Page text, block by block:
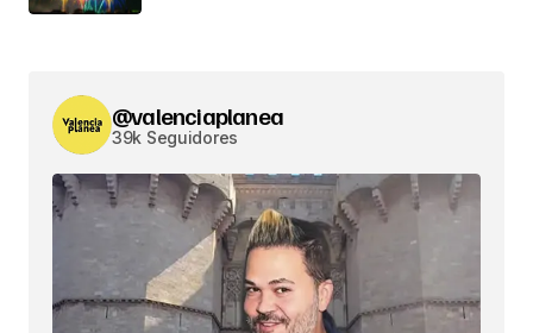
@valenciaplanea
39k Seguidores